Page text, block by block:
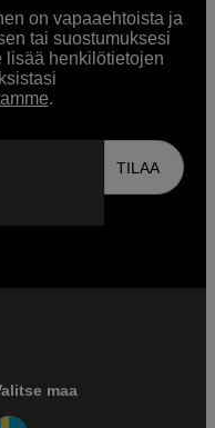
on vapaaehtoista ja
tai suostumuksesi
lisää henkilötietojen
.
TILAA
maa